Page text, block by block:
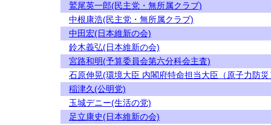
鷲尾英一郎(民主党・無所属クラブ)
中根康浩(民主党・無所属クラブ)
中田宏(日本維新の会)
鈴木義弘(日本維新の会)
宮路和明(予算委員会第六分科会主査)
石原伸晃(環境大臣 内閣府特命担当大臣（原子力防災
稲津久(公明党)
玉城デニー(生活の党)
足立康史(日本維新の会)